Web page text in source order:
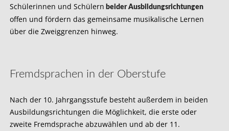
Schülerinnen und Schülern beider Ausbildungsrichtungen
offen und fördern das gemeinsame musikalische Lernen
über die Zweiggrenzen hinweg.
Fremdsprachen in der Oberstufe
Nach der 10. Jahrgangsstufe besteht außerdem in beiden
Ausbildungsrichtungen die Möglichkeit, die erste oder
zweite Fremdsprache abzuwählen und ab der 11.